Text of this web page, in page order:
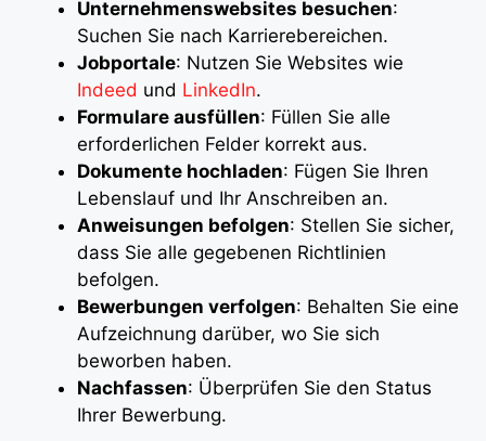
Unternehmenswebsites besuchen:
Suchen Sie nach Karrierebereichen.
Jobportale: Nutzen Sie Websites wie
Indeed und LinkedIn.
Formulare ausfüllen: Füllen Sie alle
erforderlichen Felder korrekt aus.
Dokumente hochladen: Fügen Sie Ihren
Lebenslauf und Ihr Anschreiben an.
Anweisungen befolgen: Stellen Sie sicher,
dass Sie alle gegebenen Richtlinien
befolgen.
Bewerbungen verfolgen: Behalten Sie eine
Aufzeichnung darüber, wo Sie sich
beworben haben.
Nachfassen: Überprüfen Sie den Status
Ihrer Bewerbung.